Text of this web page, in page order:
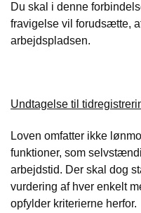
Du skal i denne
fravigelse vil forudsætte,
arbejdspladsen.
Undtagelse til
Loven omfatter ikke
funktioner, som
arbejdstid. Der skal dog
vurdering af hver enkelt
opfylder kriterierne herfor.